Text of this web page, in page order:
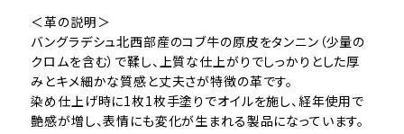
＜革の説明＞
バングラデシュ北西部産のコブ牛の原皮をタンニン（少量の
クロムを含む）で鞣し、上質な仕上がりでしっかりとした厚
みとキメ細かな質感と丈夫さが特徴の革です。
染め仕上げ時に1枚1枚手塗りでオイルを施し、経年使用で
艶感が増し、表情にも変化が生まれる製品になっています。